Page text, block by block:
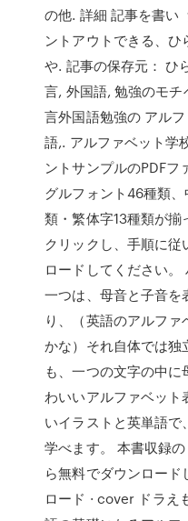
の他. 詳細 記事を書い
ントアウトできる、
や. 記事の保存元： ひ
言, 外国語, 勉強のモ
言外国語勉強の アル
語,. アルファベット学
ントサンプルのPDF
グルフォント46種類
類・繁体字13種類が
クリックし、手順に
ロードしてください
一つは、母音と子音を
り、（英語のアルフ
かな）それ自体では独
も、一つの文字の中
わいいアルファベット
いイラストと英単語で
学べます。 本書収録
ら無料でダウンロー
ロード · cover ドラえ